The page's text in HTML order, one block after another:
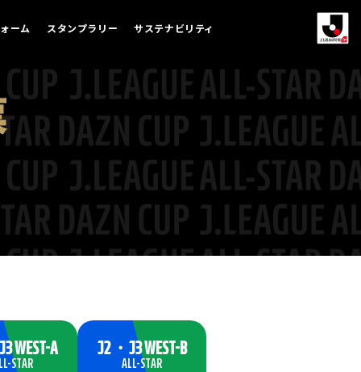
ーム スタンプラリー サステナビリティ
WEST-A
STAR
J2・J3 WEST-B
ALL-STAR